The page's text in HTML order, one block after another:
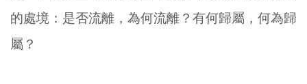
的處境：是否流離，為何流離？有何歸屬，何為歸
屬？